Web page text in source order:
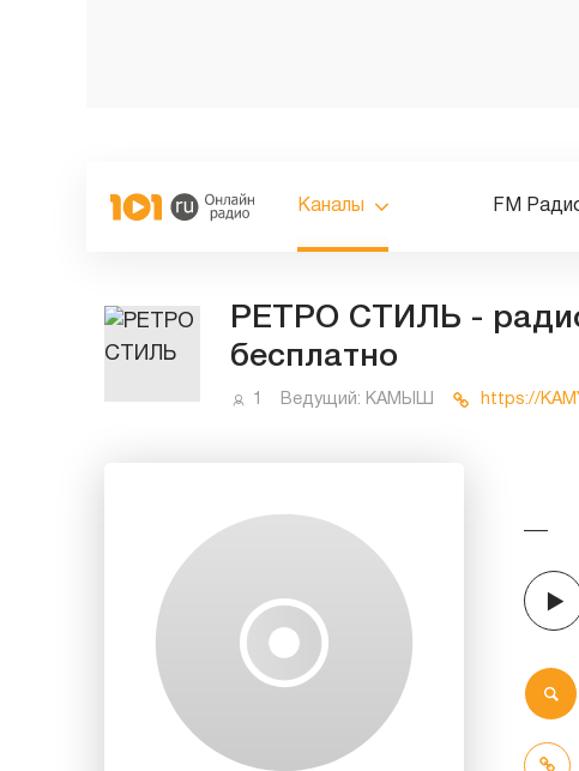
Каналы FM
РЕТРО СТИЛЬ -
бесплатно
1 Ведущий: КАМЫШ https://
—